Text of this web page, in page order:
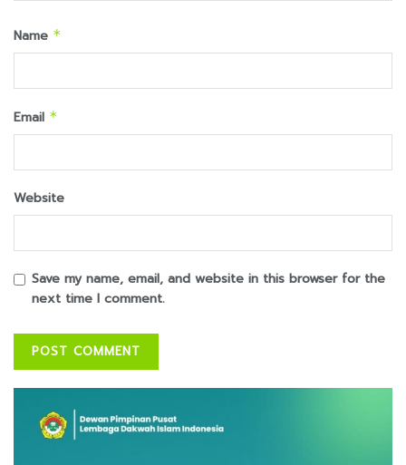
Name *
Email *
Website
Save my name, email, and website in this browser for the
next time I comment.